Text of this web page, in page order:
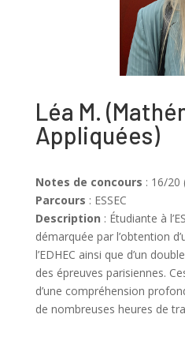
Léa M.
Appliquées)
Notes de concours : 16/20
Parcours : ESSEC
Description : Étudiante à
démarquée par l’obtention
l’EDHEC ainsi que d’un
des épreuves parisiennes.
d’une compréhension
de nombreuses heures de